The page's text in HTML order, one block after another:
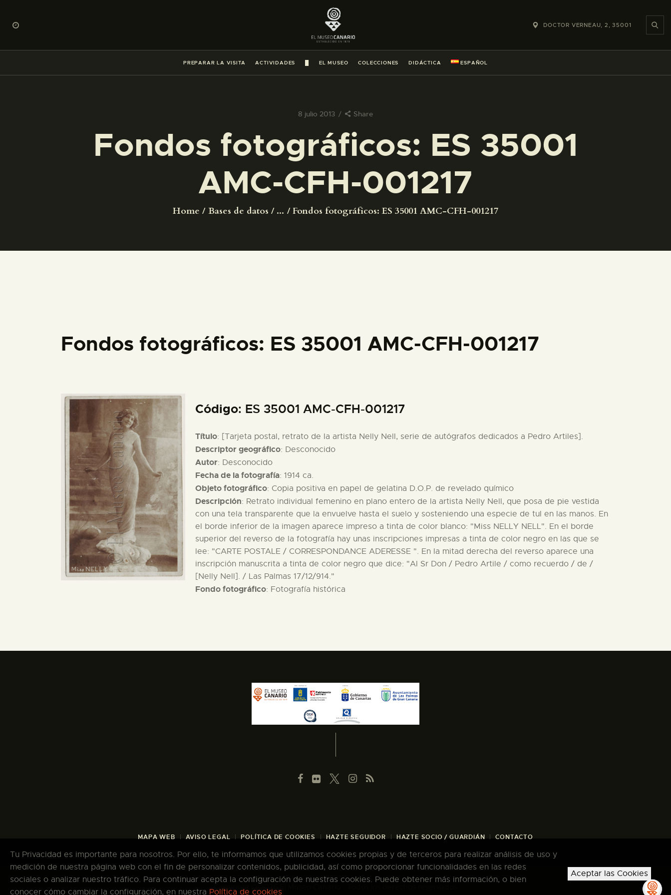
DOCTOR VERNEAU, 2, 35001
PREPARAR LA VISITA ACTIVIDADES EL MUSEO COLECCIONES DIDÁCTICA ESPAÑOL
8 julio 2013 Share
Fondos fotográficos: ES 35001
AMC-CFH-001217
Home Bases de datos ... Fondos fotográficos: ES 35001 AMC-CFH-001217
PREPARAR LA VISITA
ACTIVIDADES
█
COLECCIONES
DIDÁCTICA
ESPAÑOL
Fondos fotográficos: ES 35001 AMC-CFH-001217
Código: ES 35001 AMC-CFH-001217
Título: [Tarjeta postal, retrato de la artista Nelly Nell, serie de autógrafos dedicados a Pedro Artiles].
Descriptor geográfico: Desconocido
Autor: Desconocido
Fecha de la fotografía: 1914 ca.
Objeto fotográfico: Copia positiva en papel de gelatina D.O.P. de revelado químico
Descripción: Retrato individual femenino en plano entero de la artista Nelly Nell, que posa de pie vestida
con una tela transparente que la envuelve hasta el suelo y sosteniendo una especie de tul en las manos. En
el borde inferior de la imagen aparece impreso a tinta de color blanco: "Miss NELLY NELL". En el borde
superior del reverso de la fotografía hay unas inscripciones impresas a tinta de color negro en las que se
lee: "CARTE POSTALE / CORRESPONDANCE ADERESSE ". En la mitad derecha del reverso aparece una
inscripción manuscrita a tinta de color negro que dice: "Al Sr Don / Pedro Artile / como recuerdo / de /
[Nelly Nell]. / Las Palmas 17/12/914."
Fondo fotográfico: Fotografía histórica
MAPA WEB AVISO LEGAL POLÍTICA DE COOKIES HAZTE SEGUIDOR HAZTE SOCIO / GUARDIÁN CONTACTO
Copyright © 2026 El Museo Canario · Todos los derechos reservados
Tu Privacidad es importante para nosotros. Por ello, te informamos que utilizamos cookies propias y de terceros para realizar análisis de uso y
medición de nuestra página web con el fin de personalizar contenidos, publicidad, así como proporcionar funcionalidades en las redes
sociales o analizar nuestro tráfico. Para continuar acepta la configuración de nuestras cookies. Puede obtener más información, o bien
conocer cómo cambiar la configuración, en nuestra Política de cookies
Aceptar las Cookies